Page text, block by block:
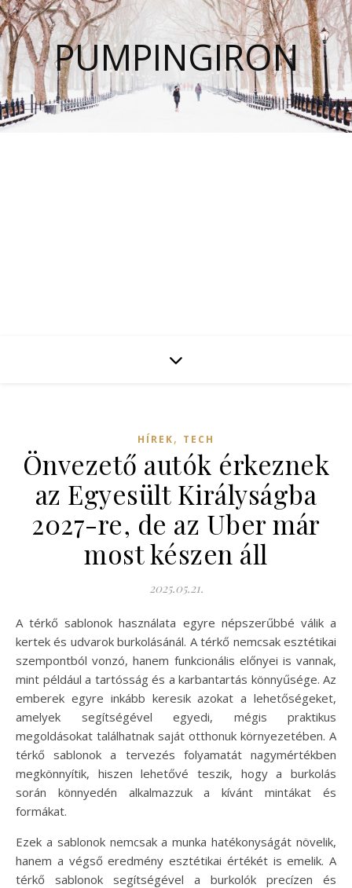
PUMPINGIRON
HÍREK, TECH
Önvezető autók érkeznek
az Egyesült Királyságba
2027-re, de az Uber már
most készen áll
2025.05.21.
A térkő sablonok használata egyre népszerűbbé válik a
kertek és udvarok burkolásánál. A térkő nemcsak esztétikai
szempontból vonzó, hanem funkcionális előnyei is vannak,
mint például a tartósság és a karbantartás könnyűsége. Az
emberek egyre inkább keresik azokat a lehetőségeket,
amelyek segítségével egyedi, mégis praktikus
megoldásokat találhatnak saját otthonuk környezetében. A
térkő sablonok a tervezés folyamatát nagymértékben
megkönnyítik, hiszen lehetővé teszik, hogy a burkolás
során könnyedén alkalmazzuk a kívánt mintákat és
formákat.
Ezek a sablonok nemcsak a munka hatékonyságát növelik,
hanem a végső eredmény esztétikai értékét is emelik. A
térkő sablonok segítségével a burkolók precízen és